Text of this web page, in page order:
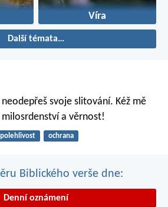
Víra
Další témata…
svoje slitování. Kéž mě
a věrnost!
ochrana
Biblického verše dne:
Denní oznámení